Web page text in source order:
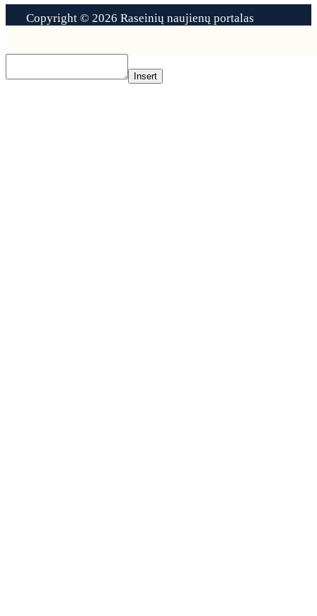
Copyright © 2026 Raseinių naujienų portalas
Contact
Insert